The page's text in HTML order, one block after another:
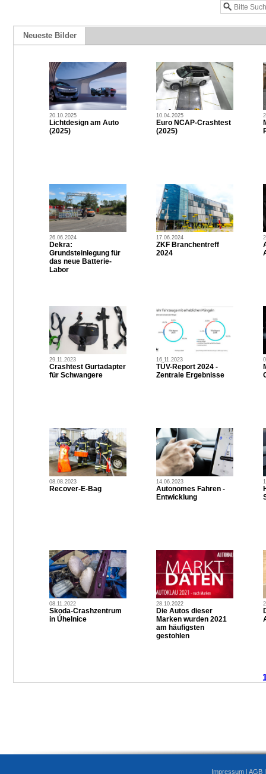
Neueste Bilder
20.10.2025
Lichtdesign am Auto
(2025)
10.04.2025
Euro NCAP-Crashtest
(2025)
26.06.2024
Dekra:
Grundsteinlegung für
das neue Batterie-
Labor
17.06.2024
ZKF Branchentreff
2024
29.11.2023
Crashtest Gurtadapter
für Schwangere
16.11.2023
TÜV-Report 2024 -
Zentrale Ergebnisse
08.08.2023
Recover-E-Bag
14.06.2023
Autonomes Fahren -
Entwicklung
08.11.2022
Skoda-Crashzentrum
in Úhelnice
28.10.2022
Die Autos dieser
Marken wurden 2021
am häufigsten
gestohlen
Impressum AGB